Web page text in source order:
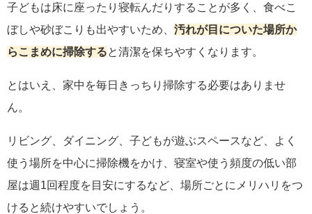
子どもは床に座ったり寝転んだりすることが多く、食べこ
ぼしや砂ぼこりも出やすいため、 汚れが目についた場所か
らこまめに掃除すると清潔を保ちやすくなります。
とはいえ、家中を毎日きっちり掃除する必要はありませ
ん。
リビング、ダイニング、子どもが遊ぶスペースなど、よく
使う場所を中心に掃除機をかけ、寝室や使う頻度の低い部
屋は週1回程度を目安にするなど、場所ごとにメリハリをつ
けると続けやすいでしょう。